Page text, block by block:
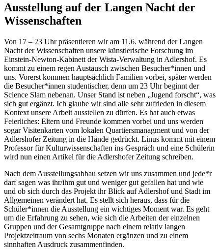
Ausstellung auf der Langen Nacht der
Wissenschaften
Von 17 – 23 Uhr präsentieren wir am 11.6. während der Langen
Nacht der Wissenschaften unsere künstlerische Forschung im
Einstein-Newton-Kabinett der Wista-Verwaltung in Adlershof. Es
kommt zu einem regen Austausch zwischen Besucher*innen und
uns. Vorerst kommen hauptsächlich Familien vorbei, später werden
die Besucher*innen studentischer, denn um 23 Uhr beginnt der
Science Slam nebenan. Unser Stand ist neben „Jugend forscht“, was
sich gut ergänzt. Ich glaube wir sind alle sehr zufrieden in diesem
Kontext unsere Arbeit ausstellen zu dürfen. Es hat auch etwas
Feierliches: Eltern und Freunde kommen vorbei und uns werden
sogar Visitenkarten vom lokalen Quartiersmanagment und von der
Adlershofer Zeitung in die Hände gedrückt. Linus kommt mit einem
Professor für Kulturwissenschaften ins Gespräch und eine Schülerin
wird nun einen Artikel für die Adlershofer Zeitung schreiben.
Nach dem Ausstellungsabbau setzen wir uns zusammen und jede*r
darf sagen was ihr/ihm gut und weniger gut gefallen hat und wie
und ob sich durch das Projekt ihr Blick auf Adlershof und Stadt im
Allgemeinen verändert hat. Es stellt sich heraus, dass für die
Schüler*innen die Ausstellung ein wichtiges Moment war. Es geht
um die Erfahrung zu sehen, wie sich die Arbeiten der einzelnen
Gruppen und der Gesamtgruppe nach einem relativ langen
Projektzeitraum von sechs Monaten ergänzen und zu einem
sinnhaften Ausdruck zusammenfinden.